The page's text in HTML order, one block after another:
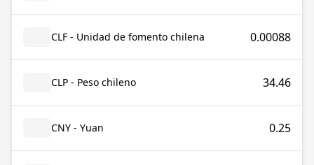
CLF - Unidad de fomento chilena 0.00088
CLP - Peso chileno 34.46
CNY - Yuan 0.25